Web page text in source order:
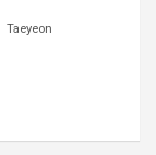
Taeyeon